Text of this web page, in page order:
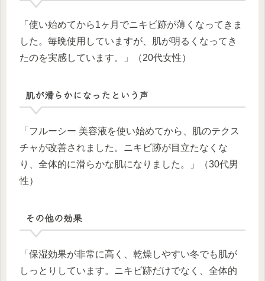
「使い始めてから1ヶ月でニキビ跡が薄くなってきま
した。毎晩使用していますが、肌が明るくなってき
たのを実感しています。」（20代女性）
肌が滑らかになったという声
「フルーシー 美容液を使い始めてから、肌のテクス
チャが改善されました。ニキビ跡が目立たなくな
り、全体的に滑らかな肌になりました。」（30代男
性）
その他の効果
「保湿効果が非常に高く、乾燥しやすい冬でも肌が
しっとりしています。ニキビ跡だけでなく、全体的